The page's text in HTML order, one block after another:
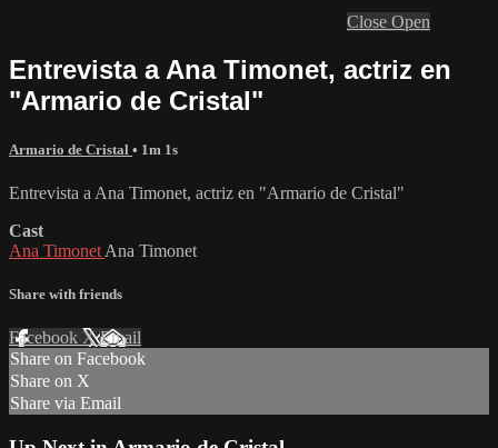
Close Open
Entrevista a Ana Timonet, actriz en
"Armario de Cristal"
Armario de Cristal • 1m 1s
Entrevista a Ana Timonet, actriz en "Armario de Cristal"
Cast
Ana Timonet Ana Timonet
Share with friends
Facebook XEmail
Share on Facebook
Share on X
Share via Email